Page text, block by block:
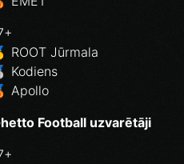
ROOT Jūrmala
Kodiens
Apollo
Football uzvarētāji